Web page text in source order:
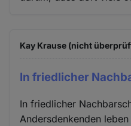
Kay Krause (nicht
In friedlicher
In friedlicher
Andersdenkenden